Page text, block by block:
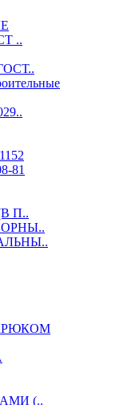
..
81
П..
(..